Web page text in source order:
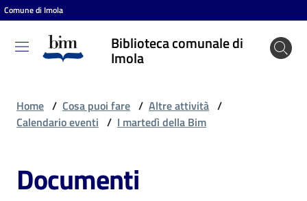
Vai al contenuto
Vai alla navigazione
Vai al footer
Comune di Imola
Biblioteca comunale di
Imola
Biblioteca
comunale
Home / Cosa puoi fare / Altre attività /
Calendario eventi / I martedì della Bim
Documenti